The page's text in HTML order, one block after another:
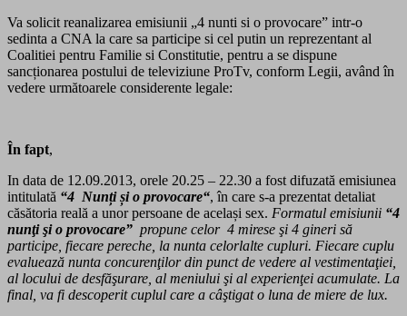
Va solicit reanalizarea emisiunii „4 nunti si o provocare” intr-o
sedinta a CNA la care sa participe si cel putin un reprezentant al
Coalitiei pentru Familie si Constitutie, pentru a se dispune
sancționarea postului de televiziune ProTv, conform Legii, având în
vedere următoarele considerente legale:
În fapt,
In data de 12.09.2013, orele 20.25 – 22.30 a fost difuzată emisiunea
intitulată “4 Nunți și o provocare“, în care s-a prezentat detaliat
căsătoria reală a unor persoane de același sex. Formatul emisiunii “4
nunţi şi o provocare” propune celor 4 mirese şi 4 gineri să
participe, fiecare pereche, la nunta celorlalte cupluri. Fiecare cuplu
evaluează nunta concurenţilor din punct de vedere al vestimentaţiei,
al locului de desfăşurare, al meniului şi al experienţei acumulate. La
final, va fi descoperit cuplul care a câştigat o luna de miere de lux.